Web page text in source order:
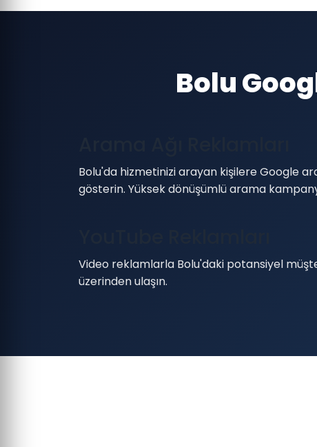
Bolu
Bolu'da hizmetinizi arayan kişilere Google
gösterin. Yüksek dönüşümlü arama
Video reklamlarla Bolu'daki potansiyel
üzerinden ulaşın.